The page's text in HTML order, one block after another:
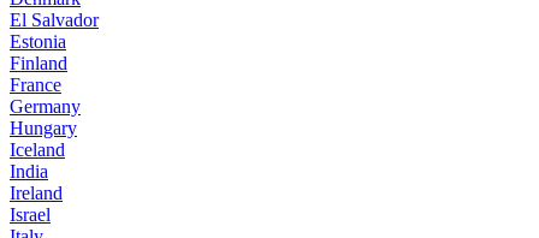
El Salvador
Estonia
Finland
France
Germany
Hungary
Iceland
India
Ireland
Israel